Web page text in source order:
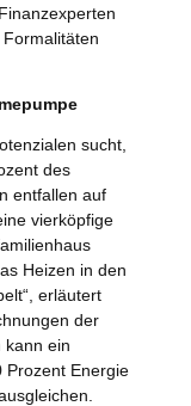
sucht,
des
entfallen auf
vierköpfige
Heizen in den
erläutert
der
kann ein
Prozent Energie